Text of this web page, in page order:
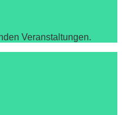
Veranstaltungen.